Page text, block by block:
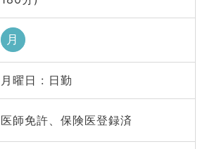
月
月曜日 : 日勤
医師免許、保険医登録済